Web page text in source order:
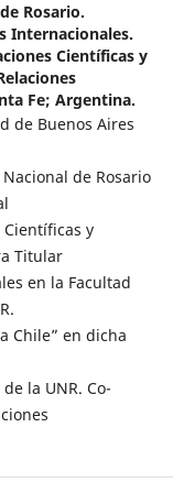
Rosario.
Internacionales.
Científicas y
Fe; Argentina.
de Buenos Aires
de Rosario
y
Titular
en la Facultad
Chile” en dicha
la UNR. Co-